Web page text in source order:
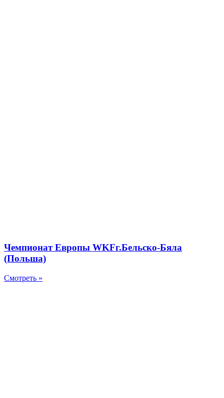
Чемпионат Европы WKFг.Бельско-Бяла
(Польша)
Смотреть »